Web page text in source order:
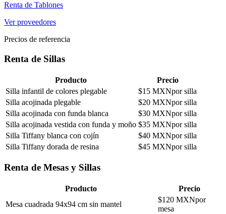
Renta de Tablones
Ver proveedores
Precios de referencia
Renta de Sillas
Producto
Precio
Silla infantil de colores plegable
$15 MXNpor silla
Silla acojinada plegable
$20 MXNpor silla
Silla acojinada con funda blanca
$30 MXNpor silla
Silla acojinada vestida con funda y moño $35 MXNpor silla
Silla Tiffany blanca con cojín
$40 MXNpor silla
Silla Tiffany dorada de resina
$45 MXNpor silla
Renta de Mesas y Sillas
Producto
Precio
Mesa cuadrada 94x94 cm sin mantel
$120 MXNpor
mesa